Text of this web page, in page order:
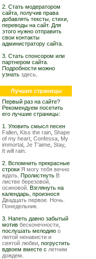
2. Стать модератором
сайта, получив права
добавлять тексты, стихи,
переводы на сайт. Для
этого нужно отправить
свои контакты
администратору сайта.
3. Стать спонсором или
партнером сайта.
Подробности можно
узнать здесь
Лучшие страницы
Первый раз на сайте?
Рекомендуем посетить
его лучшие страницы:
1. Уловить смысл песен
Fallen Kiss the rain Shape
of my heart Confessa My
immortal Je T'aime Stay,
It will rain
2. Вспомнить прекрасные
строки Я могу тебя вечно
ждать . Пролистнуть В
листве березовой,
осиновой . Взглянуть на
календарь, произнося
Двадцать первое. Ночь.
Понедельник.
3. Напеть давно забытый
мотив бесконечности
послушать мелодию о
лютой ненависти и
святой любви , погрустить
вдвоем вместе с летним
дождем